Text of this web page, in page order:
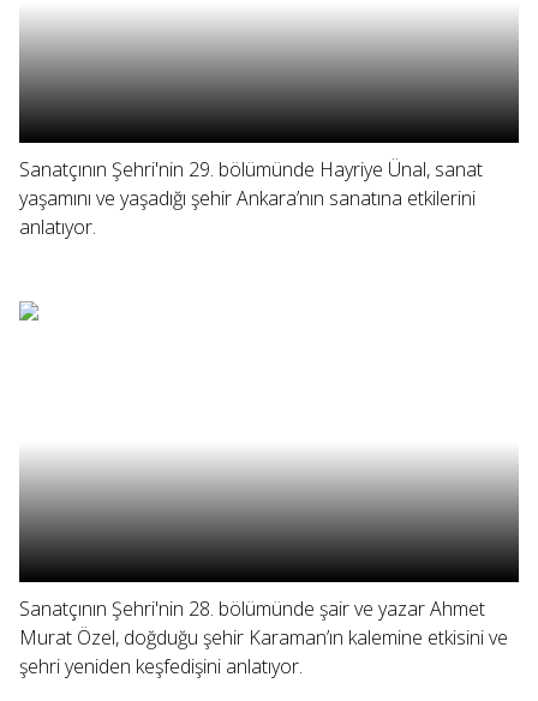
Sanatçının Şehri'nin 29. bölümünde Hayriye Ünal, sanat
yaşamını ve yaşadığı şehir Ankara’nın sanatına etkilerini
anlatıyor.
Sanatçının Şehri'nin 28. bölümünde şair ve yazar Ahmet
Murat Özel, doğduğu şehir Karaman’ın kalemine etkisini ve
şehri yeniden keşfedişini anlatıyor.